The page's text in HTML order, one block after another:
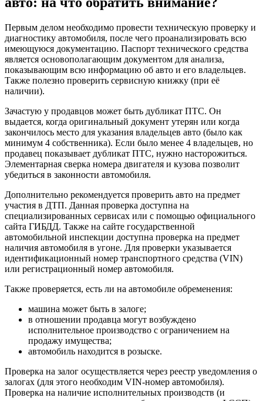
Первым делом необходимо провести техническую проверку и
диагностику автомобиля, после чего проанализировать всю
имеющуюся документацию. Паспорт технического средства
является основополагающим документом для анализа,
показывающим всю информацию об авто и его владельцев.
Также полезно проверить сервисную книжку (при её
наличии).
Зачастую у продавцов может быть дубликат ПТС. Он
выдается, когда оригинальный документ утерян или когда
закончилось место для указания владельцев авто (было как
минимум 4 собственника). Если было менее 4 владельцев, но
продавец показывает дубликат ПТС, нужно насторожиться.
Элементарная сверка номера двигателя и кузова позволит
убедиться в законности автомобиля.
Дополнительно рекомендуется проверить авто на предмет
участия в ДТП. Данная проверка доступна на
специализированных сервисах или с помощью официального
сайта ГИБДД. Также на сайте государственной
автомобильной инспекции доступна проверка на предмет
наличия автомобиля в угоне. Для проверки указывается
идентификационный номер транспортного средства (VIN)
или регистрационный номер автомобиля.
Также проверяется, есть ли на автомобиле обременения:
машина может быть в залоге;
в отношении продавца могут возбуждено
исполнительное производство с ограничением на
продажу имущества;
автомобиль находится в розыске.
Проверка на залог осуществляется через реестр уведомления о
залогах (для этого необходим VIN-номер автомобиля).
Проверка на наличие исполнительных производств (и